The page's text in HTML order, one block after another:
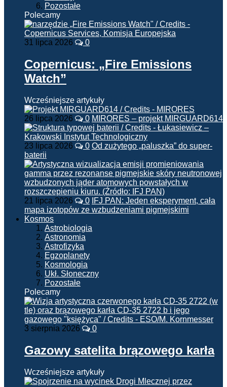
Pozostałe
Polecamy
31 lipca 2026 0
Copernicus: „Fire Emissions
Watch”
Wcześniejsze artykuły
26 lipca 2026 0 MIRORES – projekt MIRGUARD614
23 lipca 2026 0 Od zużytego „paluszka” do super-
baterii
21 lipca 2026 0 IFJ PAN: Jeden eksperyment, cała
mapa izotopów ze wzbudzeniami pigmejskimi
Kosmos
Astrobiologia
Astronomia
Astrofizyka
Egzoplanety
Kosmologia
Ukł. Słoneczny
Pozostałe
Polecamy
3 sierpnia 2026 0
Gazowy satelita brązowego karła
Wcześniejsze artykuły